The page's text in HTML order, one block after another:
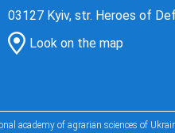
03127 Kyiv, str. Heroes of
Look on the map
academy of agrarian sciences of